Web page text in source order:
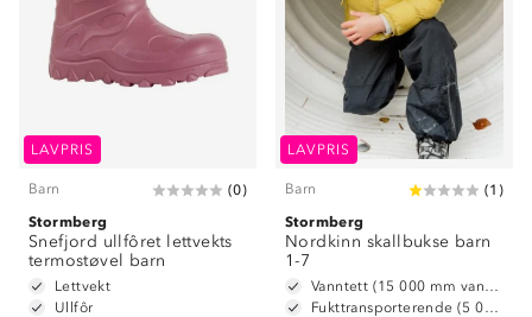
LAVPRIS
Barn (0)
Stormberg
Snefjord ullfôret lettvekts
termostøvel barn
Lettvekt
Ullfôr
LAVPRIS
Barn (1 )
Stormberg
Nordkinn skallbukse barn
1-7
Vanntett (15 000 mm vannsøyle)
Fukttransporterende (5 000 g/m2/24t)